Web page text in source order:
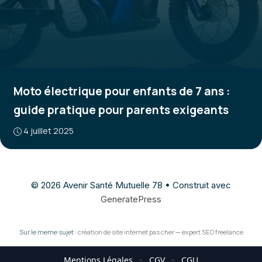
Moto électrique pour enfants de 7 ans :
guide pratique pour parents exigeants
4 juillet 2025
© 2026 Avenir Santé Mutuelle 78 • Construit avec
GeneratePress
Sur le meme sujet : création de site internet pas cher— expert SEO freelance